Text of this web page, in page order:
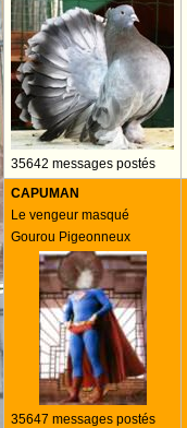
35642 messages postés
CAPUMAN
Le vengeur masqué
Gourou Pigeonneux
35647 messages postés